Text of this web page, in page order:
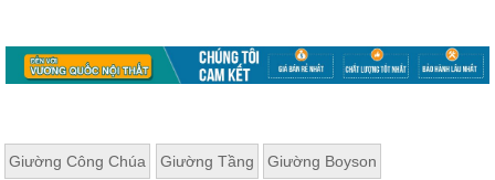
Giường Công Chúa Giường Tầng Giường Boyson